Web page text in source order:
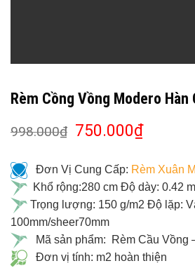
Rèm Cồng Vồng Modero Hàn
998.000₫ 750.000₫
Đơn Vị Cung Cấp: Rèm Xuân
Khổ rộng:280 cm Độ dày: 0.42
Trọng lượng: 150 g/m2 Độ lặp:
100mm/sheer70mm
Mã sản phẩm: Rèm Cầu Vồng
Đơn vị tính: m2 hoàn thiện